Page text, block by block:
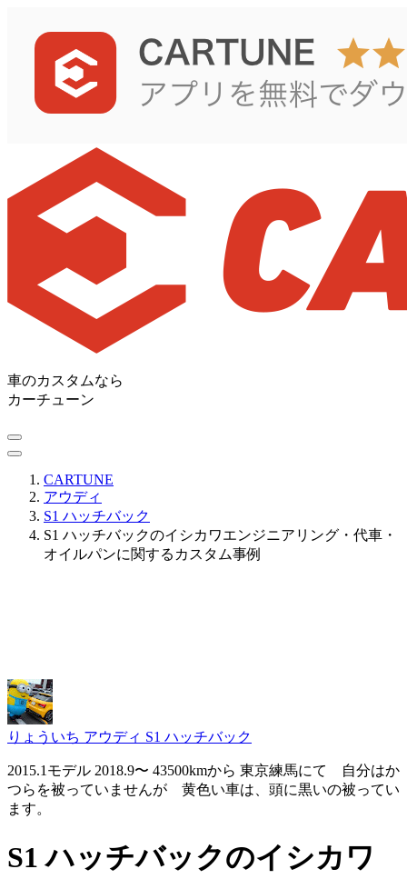
車のカスタムなら
カーチューン
CARTUNE
アウディ
S1 ハッチバック
S1 ハッチバックのイシカワエンジニアリング・代車・
オイルパンに関するカスタム事例
りょういち アウディ S1 ハッチバック
2015.1モデル 2018.9〜 43500kmから 東京練馬にて 自分はか
つらを被っていませんが 黄色い車は、頭に黒いの被ってい
ます。
S1 ハッチバックのイシカワ